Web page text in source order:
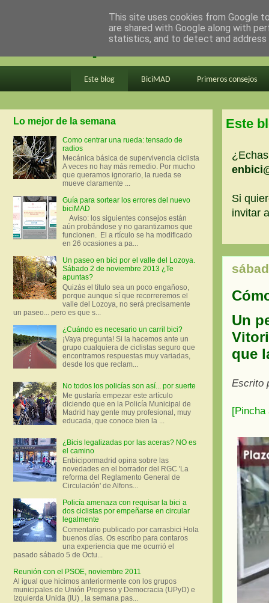
en bici por madrid
Este blog BiciMAD Primeros consejos
Este
Si
invitar
Un
que
Escrito
[Pincha
Lo mejor de la semana
Como centrar una rueda: tensado de
radios
Mecánica básica de supervivencia ciclista
A veces no hay más remedio. Por mucho
que queramos ignorarlo, la rueda se
mueve claramente ...
Guía para sortear los errores del nuevo
biciMAD
Aviso: los siguientes consejos están
aún probándose y no garantizamos que
funcionen. El a rtículo se ha modificado
en 26 ocasiones a pa...
Un paseo en bici por el valle del Lozoya.
Sábado 2 de noviembre 2013 ¿Te
apuntas?
Quizás el título sea un poco engañoso,
porque aunque sí que recorreremos el
valle del Lozoya, no será precisamente
un paseo... pero es que s...
¿Cuándo es necesario un carril bici?
¡Vaya pregunta! Si la hacemos ante un
grupo cualquiera de ciclistas seguro que
encontramos respuestas muy variadas,
desde los que reclam...
No todos los policías son así... por suerte
Me gustaría empezar este artículo
diciendo que en la Policía Municipal de
Madrid hay gente muy profesional, muy
educada, que conoce bien la ...
¿Bicis legalizadas por las aceras? NO es
el camino
Enbicipormadrid opina sobre las
novedades en el borrador del RGC 'La
reforma del Reglamento General de
Circulación' de Alfons...
Policía amenaza con requisar la bici a
dos ciclistas por empeñarse en circular
legalmente
Comentario publicado por carrasbici Hola
buenos días. Os escribo para contaros
una experiencia que me ocurrió el
pasado sábado 5 de Octu...
Reunión con el PSOE, noviembre 2011
Al igual que hicimos anteriormente con los grupos
municipales de Unión Progreso y Democracia (UPyD) e
Izquierda Unida (IU) , la semana pas...
This site uses cookies from Google
are shared with Google along with
statistics, and to detect and address